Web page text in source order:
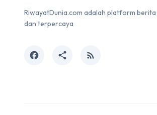
RiwayatDunia.com adalah platform
dan terpercaya
facebook share rss_feed